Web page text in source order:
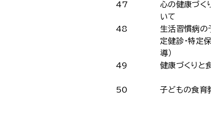
47
心の健康づくり
いて
48
生活習慣病の予
定健診・特定保
導）
49
健康づくりと食
50 子どもの食育教